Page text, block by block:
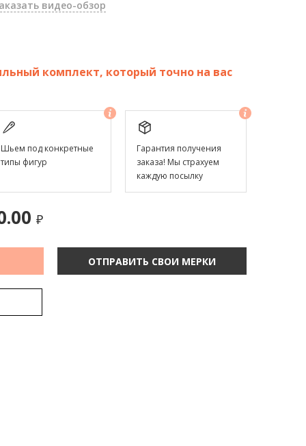
видео-обзор
комплект, который точно на вас
Шьем под конкретные
типы фигур
Гарантия получения
заказа! Мы страхуем
каждую посылку
₽
ОТПРАВИТЬ СВОИ МЕРКИ